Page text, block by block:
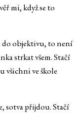
mi, když se to
do objektivu, to není
strkat všem. Stačí
všichni ve škole
sotva přijdou. Stačí